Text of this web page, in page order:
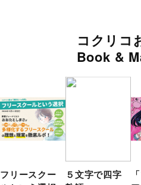
コクリコ
Book &
フリースクー
５文字で四字